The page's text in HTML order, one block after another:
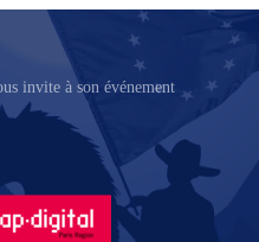
invite à son événement